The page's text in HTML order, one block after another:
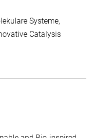
Systeme
Catalysis